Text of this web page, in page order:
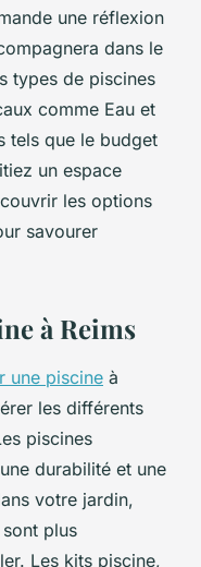
une réflexion
dans le
types de piscines
comme Eau et
tels que le budget
un espace
les options
savourer
à Reims
une piscine à
les différents
piscines
durabilité et une
votre jardin,
plus
Les kits piscine,